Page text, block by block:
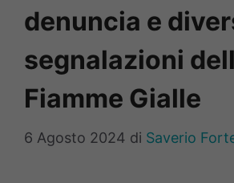
denuncia e
segnalazioni
Fiamme Gialle
6 Agosto 2024 di Saverio